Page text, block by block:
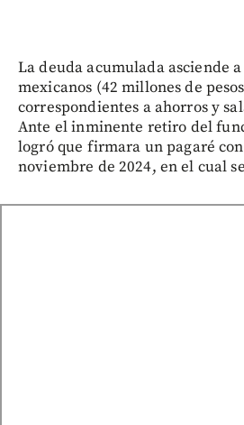
La deuda acumulada asciende a
mexicanos (42 millones de
correspondientes a ahorros y
Ante el inminente retiro del
logró que firmara un pagaré
noviembre de 2024, en el cual